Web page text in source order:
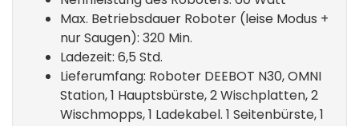
Max. Betriebsdauer Roboter (leise Modus +
nur Saugen): 320 Min.
Ladezeit: 6,5 Std.
Lieferumfang: Roboter DEEBOT N30, OMNI
Station, 1 Hauptsbürste, 2 Wischplatten, 2
Wischmopps, 1 Ladekabel. 1 Seitenbürste, 1